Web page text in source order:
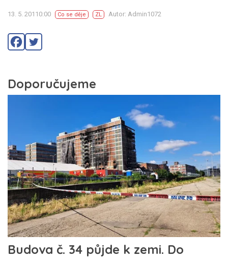
13. 5. 20110:00 Co se děje ZL Autor: Admin1072